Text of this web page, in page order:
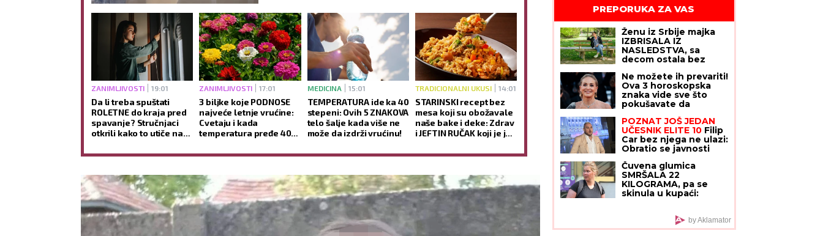
ZANIMLJIVOSTI 19:01
Da li treba spuštati
ROLETNE do kraja pred
spavanje? Stručnjaci
otkrili kako to utiče na
ZANIMLJIVOSTI 17:01
3 biljke koje PODNOSE
najveće letnje vrućine:
Cvetaju i kada
temperatura pređe 40
MEDICINA 15:01
TEMPERATURA ide ka 40
stepeni: Ovih 5 ZNAKOVA
telo šalje kada više ne
može da izdrži vrućinu!
TRADICIONALNI UKUSI 14:01
STARINSKI recept bez
mesa koji su obožavale
naše bake i deke: Zdrav
i JEFTIN RUČAK koji je još
PREPORUKA ZA VAS
Ženu iz Srbije majka
IZBRISALA IZ
NASLEDSTVA, sa
decom ostala bez
"Nije mi dala u kuću da
ne bih OTIMALA
BRATU"
Ne možete ih prevariti!
Ova 3 horoskopska
znaka vide sve što
pokušavate da
tuđe misli
POZNAT JOŠ JEDAN
UČESNIK ELITE 10 Filip
Car bez njega ne ulazi:
Obratio se javnosti
Čuvena glumica
SMRŠALA 22
KILOGRAMA, pa se
skinula u kupaći:
"Kao da si se ponovo
rodila"
by Aklamator